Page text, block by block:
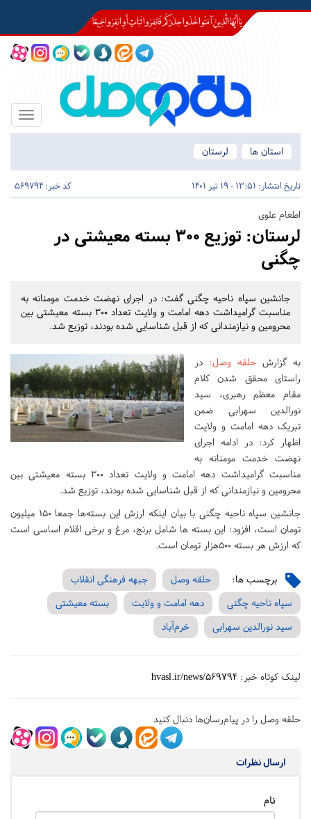
Toggle
استان ها
لرستان
تاریخ انتشار: 13:51 - 19 تیر 1401 کد خبر: 569794
اطعام علوی
لرستان:
توزیع ۳۰۰ بسته معیشتی در
چگنی
جانشین سپاه ناحیه چگنی گفت: در اجرای نهضت خدمت مومنانه به
مناسبت گرامیداشت دهه امامت و ولایت تعداد ۳۰۰ بسته معیشتی بین
محرومین و نیازمندانی که از قبل شناسایی شده بودند، توزیع شد.
به گزارش حلقه وصل: در
راستای محقق شدن کلام
مقام معظم رهبری، سید
نورالدین سهرابی ضمن
تبریک دهه امامت و ولایت
اظهار کرد: در ادامه اجرای
نهضت خدمت مومنانه به
مناسبت گرامیداشت دهه امامت و ولایت تعداد ۳۰۰ بسته معیشتی بین
محرومین و نیازمندانی که از قبل شناسایی شده بودند، توزیع شد.
جانشین سپاه ناحیه چگنی با بیان اینکه ارزش این بسته‌‌ها جمعا ۱۵۰ میلیون
تومان است، افزود: این بسته ها شامل برنج، مرغ و برخی اقلام اساسی است
که ارزش هر بسته ۵۰۰هزار تومان است.
برچسب ها: حلقه وصل
جبهه فرهنگی انقلاب
سپاه ناحیه چگنی
دهه امامت و ولایت
بسته معیشتی
سید نورالدین سهرابی
خرم‌آباد
لینک کوتاه خبر: hvasl.ir/news/569794
حلقه وصل را در پیام‌رسان‌ها دنبال کنید
ارسال نظرات
نام